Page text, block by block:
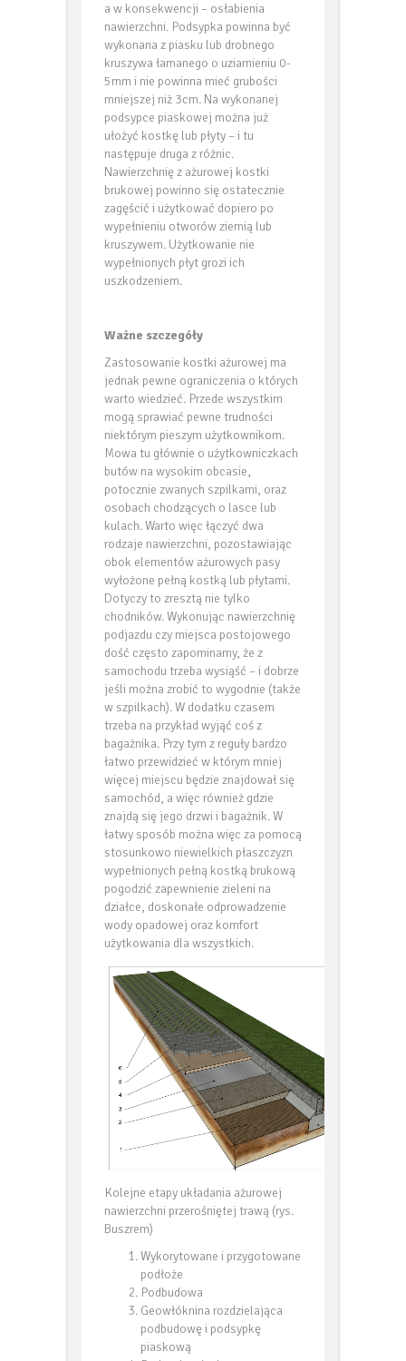
materiałów poszczególnych warstw
a w konsekwencji – osłabienia
nawierzchni. Podsypka powinna być
wykonana z piasku lub drobnego
kruszywa łamanego o uziarnieniu 0-
5mm i nie powinna mieć grubości
mniejszej niż 3cm. Na wykonanej
podsypce piaskowej można już
ułożyć kostkę lub płyty – i tu
następuje druga z różnic.
Nawierzchnię z ażurowej kostki
brukowej powinno się ostatecznie
zagęścić i użytkować dopiero po
wypełnieniu otworów ziemią lub
kruszywem. Użytkowanie nie
wypełnionych płyt grozi ich
Zastosowanie kostki ażurowej ma
jednak pewne ograniczenia o których
warto wiedzieć. Przede wszystkim
mogą sprawiać pewne trudności
niektórym pieszym użytkownikom.
Mowa tu głównie o użytkowniczkach
butów na wysokim obcasie,
potocznie zwanych szpilkami, oraz
osobach chodzących o lasce lub
kulach. Warto więc łączyć dwa
rodzaje nawierzchni, pozostawiając
obok elementów ażurowych pasy
wyłożone pełną kostką lub płytami.
Dotyczy to zresztą nie tylko
chodników. Wykonując nawierzchnię
podjazdu czy miejsca postojowego
dość często zapominamy, że z
samochodu trzeba wysiąść – i dobrze
jeśli można zrobić to wygodnie (także
w szpilkach). W dodatku czasem
trzeba na przykład wyjąć coś z
bagażnika. Przy tym z reguły bardzo
łatwo przewidzieć w którym mniej
więcej miejscu będzie znajdował się
samochód, a więc również gdzie
znajdą się jego drzwi i bagażnik. W
łatwy sposób można więc za pomocą
stosunkowo niewielkich płaszczyzn
wypełnionych pełną kostką brukową
pogodzić zapewnienie zieleni na
działce, doskonałe odprowadzenie
wody opadowej oraz komfort
Kolejne etapy układania ażurowej
nawierzchni przerośniętej trawą (rys.
Wykorytowane i przygotowane
podłoże
Podbudowa
Geowłóknina rozdzielająca
podbudowę i podsypkę